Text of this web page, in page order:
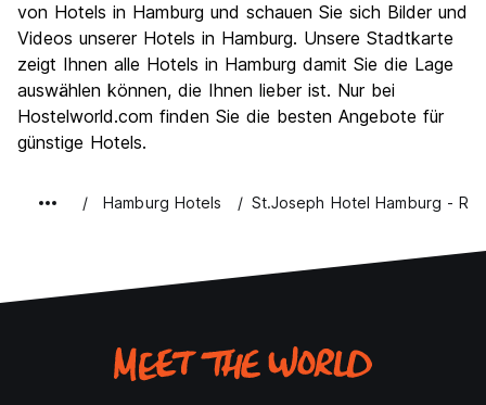
Nachtleben / Party
8.8
Preis-Leistungsverhältnis
7.6
von Hotels in Hamburg und schauen Sie sich Bilder und
Videos unserer Hotels in Hamburg. Unsere Stadtkarte
zeigt Ihnen alle Hotels in Hamburg damit Sie die Lage
auswählen können, die Ihnen lieber ist. Nur bei
Hostelworld.com finden Sie die besten Angebote für
günstige Hotels.
Hamburg Hotels St.Joseph Hotel Hamburg -